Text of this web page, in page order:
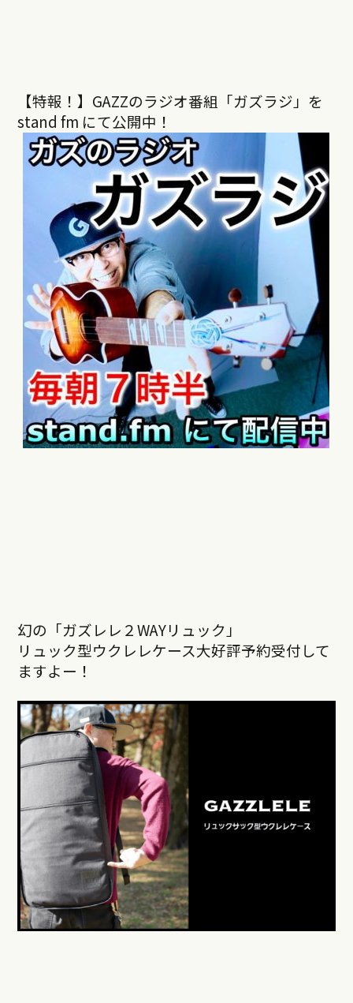
【特報！】GAZZのラジオ番組「ガズラジ」を
stand fm にて公開中！
幻の「ガズレレ２WAYリュック」
リュック型ウクレレケース大好評予約受付して
ますよー！